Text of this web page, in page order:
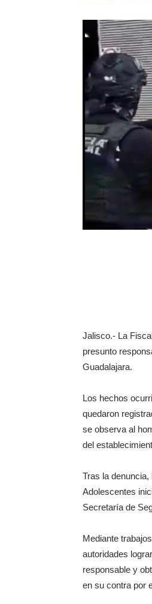
Jalisco.- La
presunto
Guadalajara.
Los hechos
quedaron
se observa al
del
Tras la
Adolescentes
Secretaría de
Mediante
autoridades
responsable y
en su contra por